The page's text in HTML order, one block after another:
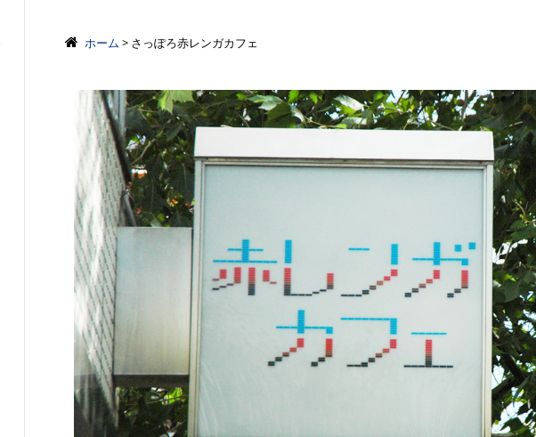
株式会社ノーザンクロス
ホーム > さっぽろ赤レンガカフェ